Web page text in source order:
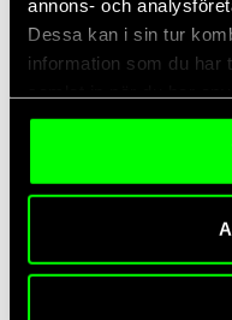
annons- och
Dessa kan i sin tur
information som du har